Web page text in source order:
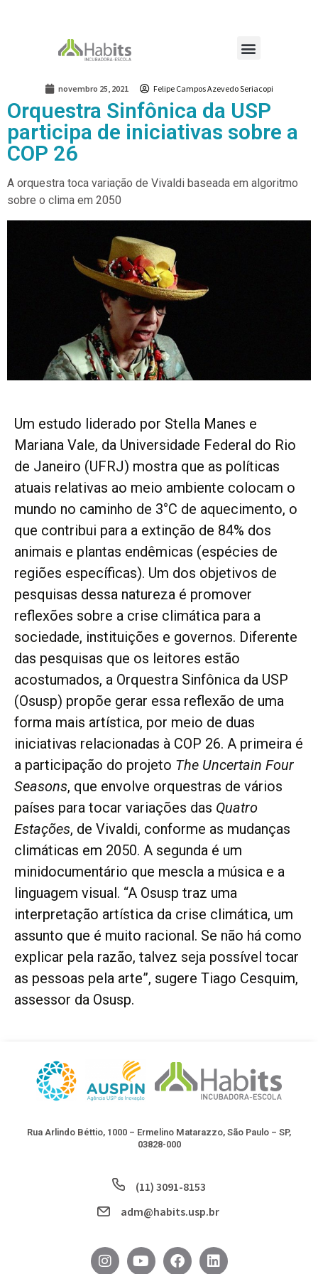
novembro 25, 2021 Felipe Campos Azevedo Seriacopi
Orquestra Sinfônica da USP
participa de iniciativas sobre a
COP 26
A orquestra toca variação de Vivaldi baseada em algoritmo
sobre o clima em 2050
Um estudo liderado por Stella Manes e
Mariana Vale, da Universidade Federal do Rio
de Janeiro (UFRJ) mostra que as políticas
atuais relativas ao meio ambiente colocam o
mundo no caminho de 3°C de aquecimento, o
que contribui para a extinção de 84% dos
animais e plantas endêmicas (espécies de
regiões específicas). Um dos objetivos de
pesquisas dessa natureza é promover
reflexões sobre a crise climática para a
sociedade, instituições e governos. Diferente
das pesquisas que os leitores estão
acostumados, a Orquestra Sinfônica da USP
(Osusp) propõe gerar essa reflexão de uma
forma mais artística, por meio de duas
iniciativas relacionadas à COP 26. A primeira é
a participação do projeto The Uncertain Four
Seasons, que envolve orquestras de vários
países para tocar variações das Quatro
Estações, de Vivaldi, conforme as mudanças
climáticas em 2050. A segunda é um
minidocumentário que mescla a música e a
linguagem visual. “A Osusp traz uma
interpretação artística da crise climática, um
assunto que é muito racional. Se não há como
explicar pela razão, talvez seja possível tocar
as pessoas pela arte”, sugere Tiago Cesquim,
assessor da Osusp.
Rua Arlindo Béttio, 1000 – Ermelino Matarazzo, São Paulo – SP,
03828-000
(11) 3091-8153
adm@habits.usp.br